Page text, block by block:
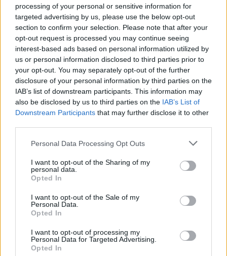
processing of your personal or sensitive information for
targeted advertising by us, please use the below opt-out
section to confirm your selection. Please note that after your
opt-out request is processed you may continue seeing
interest-based ads based on personal information utilized by
us or personal information disclosed to third parties prior to
your opt-out. You may separately opt-out of the further
disclosure of your personal information by third parties on the
IAB’s list of downstream participants. This information may
also be disclosed by us to third parties on the IAB’s List of
Downstream Participants that may further disclose it to other
Personal Data Processing Opt Outs
I want to opt-out of the Sharing of my
personal data.
Opted In
I want to opt-out of the Sale of my
Personal Data.
Opted In
I want to opt-out of processing my
Personal Data for Targeted Advertising.
Opted In
Greendex Szemle
A baromfitrágya lehet a megoldás
a környezetkímélő
tápanyagpótlásra
Greendex Szemle
A tudósok „foszfor-
armageddonra” figyelmeztetnek
Önmagukat trágyázó növényekkel
növelnék a terméshozamot